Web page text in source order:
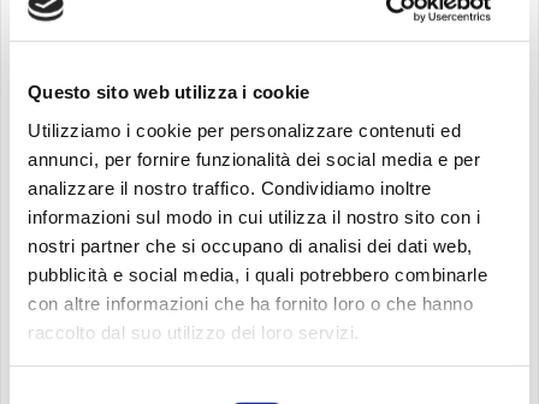
Questo sito web utilizza i cookie
Utilizziamo i cookie per personalizzare contenuti ed
annunci, per fornire funzionalità dei social media e per
analizzare il nostro traffico. Condividiamo inoltre
informazioni sul modo in cui utilizza il nostro sito con i
nostri partner che si occupano di analisi dei dati web,
pubblicità e social media, i quali potrebbero combinarle
con altre informazioni che ha fornito loro o che hanno
raccolto dal suo utilizzo dei loro servizi.
primavera
attività per sviluppare l’ascolto e le prime
parole in lingua inglese
Iscrizione obbligatoria
Scansiona il QR code nella locandina per registrarti
oppure clicca sul linkhttps://forms.gle/j1boJ9xbtAfk3T68A